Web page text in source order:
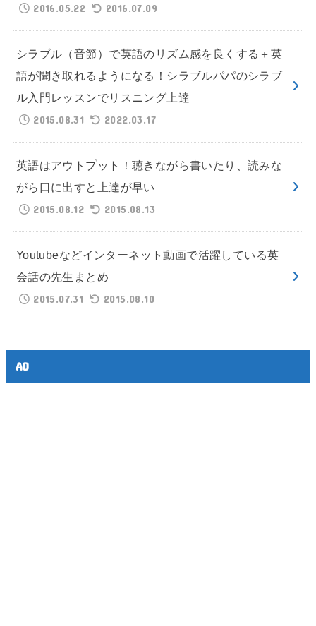
2016.05.22
2016.07.09
シラブル（音節）で英語のリズム感を良くする＋英
語が聞き取れるようになる！シラブルパパのシラブ
ル入門レッスンでリスニング上達
2015.08.31
2022.03.17
英語はアウトプット！聴きながら書いたり、読みな
がら口に出すと上達が早い
2015.08.12
2015.08.13
Youtubeなどインターネット動画で活躍している英
会話の先生まとめ
2015.07.31
2015.08.10
AD